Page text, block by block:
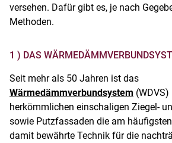
versehen. Dafür gibt es, je nach
Methoden.
1 ) DAS
Seit mehr als 50 Jahren ist das
Wärmedämmverbundsystem
herkömmlichen einschaligen Ziegel-
sowie Putzfassaden die am
damit bewährte Technik für die